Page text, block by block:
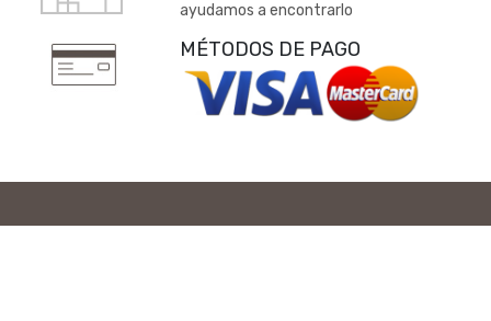
ayudamos a encontrarlo
MÉTODOS DE PAGO